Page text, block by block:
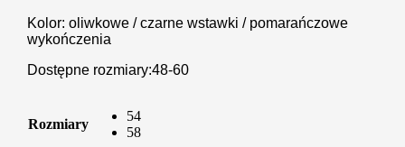
Kolor: oliwkowe / czarne wstawki / pomarańczowe
wykończenia
Dostępne rozmiary:48-60
Rozmiary
54
58